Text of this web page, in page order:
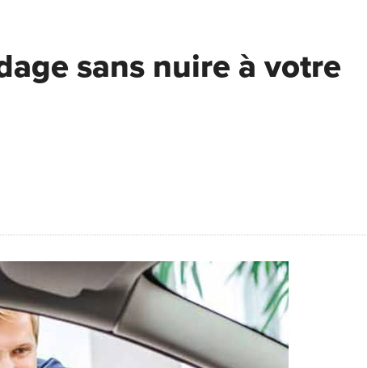
sans nuire à votre